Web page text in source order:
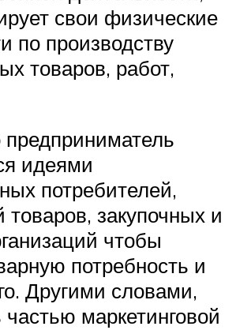
свои физические
по производству
товаров, работ,
предприниматель
идеями
потребителей,
товаров, закупочных и
чтобы
потребность и
Другими словами,
частью маркетинговой